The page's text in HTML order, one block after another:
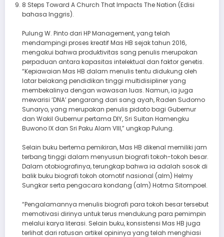
8 Steps Toward A Church That Impacts The Nation (Edisi
bahasa Inggris).
Pulung W. Pinto dari HP Management, yang telah
mendampingi proses kreatif Mas HB sejak tahun 2016,
mengakui bahwa produktivitas sang penulis merupakan
perpaduan antara kapasitas intelektual dan faktor genetis.
“Kepiawaian Mas HB dalam menulis tentu didukung oleh
latar belakang pendidikan tinggi multidisipliner yang
membekalinya dengan wawasan luas. Namun, ia juga
mewarisi ‘DNA’ pengarang dari sang ayah, Raden Sudomo
Sunaryo, yang merupakan penulis pidato bagi Gubernur
dan Wakil Gubernur pertama DIY, Sri Sultan Hamengku
Buwono IX dan Sri Paku Alam VIII,” ungkap Pulung.
Selain buku bertema pemikiran, Mas HB dikenal memiliki jam
terbang tinggi dalam menyusun biografi tokoh-tokoh besar.
Dalam otobiografinya, terungkap bahwa ia adalah sosok di
balik buku biografi tokoh otomotif nasional (alm) Helmy
Sungkar serta pengacara kondang (alm) Hotma Sitompoel.
“Pengalamannya menulis biografi para tokoh besar tersebut
memotivasi dirinya untuk terus mendukung para pemimpin
melalui karya literasi. Selain buku, konsistensi Mas HB juga
terlihat dari ratusan artikel opininya yang telah menghiasi